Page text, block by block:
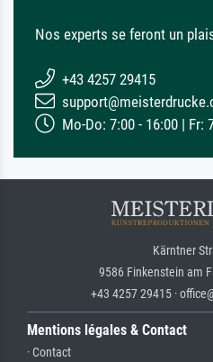
Nos experts se feront un
+43 4257 29415
Mo-Do: 7:00 - 16:00 | Fr:
Kärntner
9586 Finkenstein am
+43 4257 29415 ·
Mentions légales & Contact
· Contact